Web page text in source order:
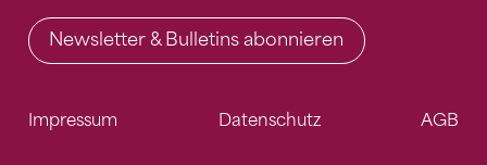
Newsletter & Bulletins abonnieren
Impressum Datenschutz AGB